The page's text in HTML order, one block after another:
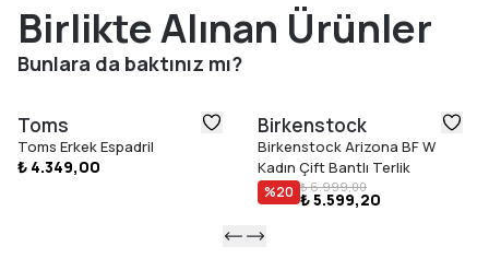
Birlikte Alınan Ürünler
Bunlara da baktınız mı?
Toms
Toms Erkek Espadril
₺ 4.349,00
Birkenstock
Birkenstock Arizona BF W
Kadın Çift Bantlı Terlik
%20 ₺ 6.999,00
₺ 5.599,20